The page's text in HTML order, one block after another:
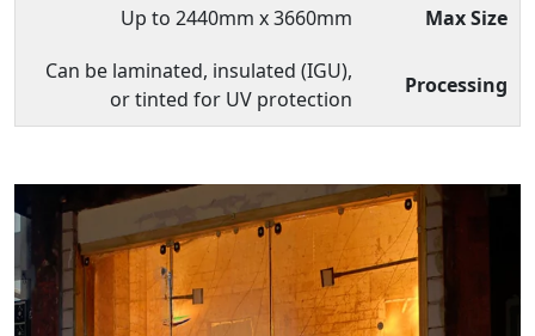
Max Size
Up to 2440mm x 3660mm
Processing
Can be laminated, insulated (IGU),
or tinted for UV protection